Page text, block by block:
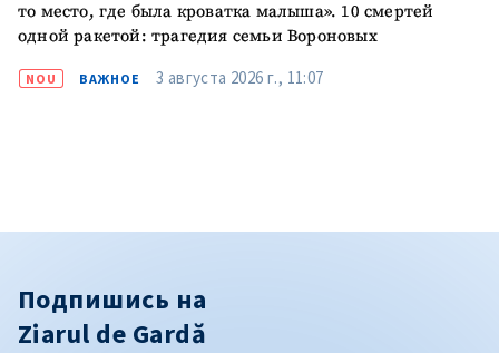
то место, где была кроватка малыша». 10 смертей
одной ракетой: трагедия семьи Вороновых
NOU ВАЖНОЕ 3 августа 2026 г., 11:07
Подпишись на
Ziarul de Gardă